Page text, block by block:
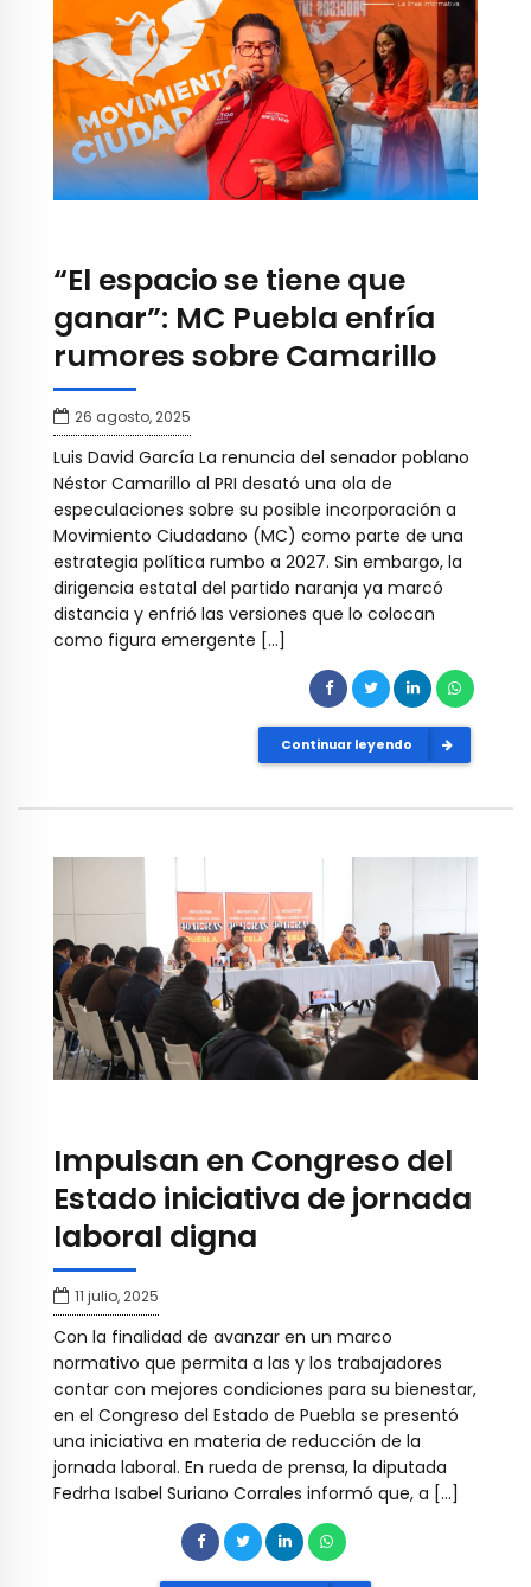
“El espacio se tiene que
ganar”: MC Puebla enfría
rumores sobre Camarillo
26 agosto, 2025
Luis David García La renuncia del senador poblano
Néstor Camarillo al PRI desató una ola de
especulaciones sobre su posible incorporación a
Movimiento Ciudadano (MC) como parte de una
estrategia política rumbo a 2027. Sin embargo, la
dirigencia estatal del partido naranja ya marcó
distancia y enfrió las versiones que lo colocan
como figura emergente […]
Continuar leyendo
Impulsan en Congreso del
Estado iniciativa de jornada
laboral digna
11 julio, 2025
Con la finalidad de avanzar en un marco
normativo que permita a las y los trabajadores
contar con mejores condiciones para su bienestar,
en el Congreso del Estado de Puebla se presentó
una iniciativa en materia de reducción de la
jornada laboral. En rueda de prensa, la diputada
Fedrha Isabel Suriano Corrales informó que, a […]